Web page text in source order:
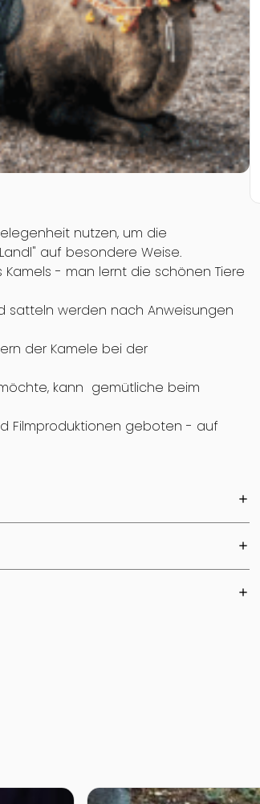
nutzen, um die
auf besondere Weise.
Kamels - man lernt die schönen Tiere
satteln werden nach Anweisungen
der Kamele bei der
kann gemütliche beim
Filmproduktionen geboten - auf
add
add
add
Zur Detailseite von Weg